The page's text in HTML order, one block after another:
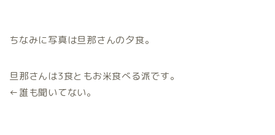
ちなみに写真は旦那さんの夕食。
旦那さんは3食ともお米食べる派です。
←誰も聞いてない。